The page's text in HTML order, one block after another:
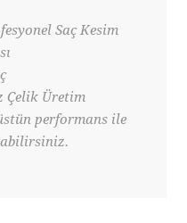
Saç Kesim
Çelik Üretim
performans ile